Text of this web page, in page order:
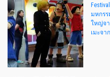
มหกร
ใหญ่จ
เมะจ